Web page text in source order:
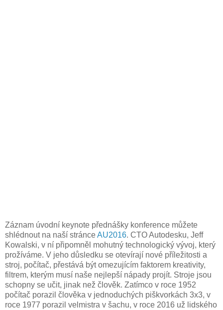
Záznam úvodní keynote přednášky konference můžete
shlédnout na naší stránceAU2016. CTO Autodesku, Jeff
Kowalski, v ní připomněl mohutný technologický vývoj, který
prožíváme. V jeho důsledku se otevírají nové příležitosti a
stroj, počítač, přestává být omezujícím faktorem kreativity,
filtrem, kterým musí naše nejlepší nápady projít. Stroje jsou
schopny se učit, jinak než člověk. Zatímco v roce 1952
počítač porazil člověka v jednoduchých piškvorkách 3x3, v
roce 1977 porazil velmistra v šachu, v roce 2016 už lidského